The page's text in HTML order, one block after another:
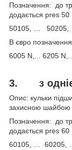
Позначення: до
додається pres 50
50105, …
В євро
6005 N,... 6205
3. з
Опис: кульки
захисною шайбою
Позначення: до
додається pres 60
60105, … 60205,